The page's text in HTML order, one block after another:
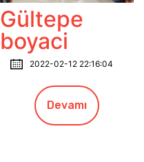
Gültepe
boyaci
2022-02-12 22:16:04
Devamı